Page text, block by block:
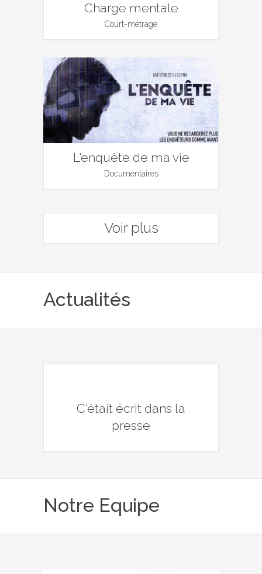
Charge mentale
Court-métrage
L'enquête de ma vie
Documentaires
Voir plus
Actualités
C'était écrit dans la
presse
Notre Equipe